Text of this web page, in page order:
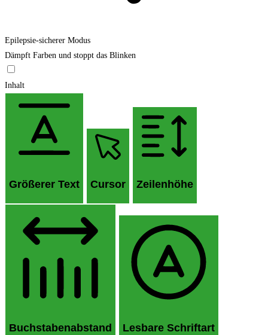
Epilepsie-sicherer Modus
Dämpft Farben und stoppt das Blinken
Inhalt
Größerer Text Cursor Zeilenhöhe
Buchstabenabstand Lesbare Schriftart